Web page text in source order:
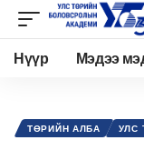
Нүүр Мэдээ
ТӨРИЙН АЛБА УЛС